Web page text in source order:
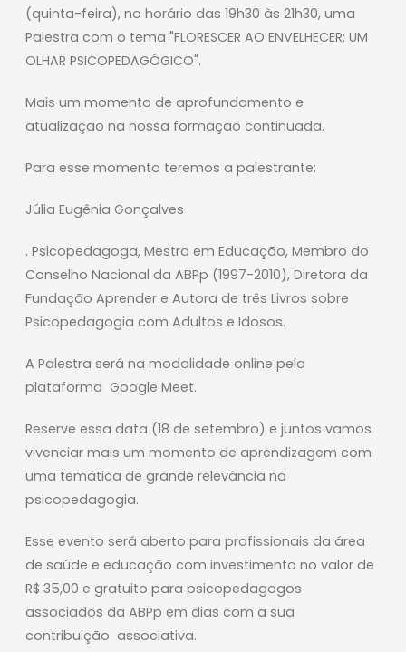
(quinta-feira), no horário das 19h30 às 21h30, uma
Palestra com o tema "FLORESCER AO ENVELHECER: UM
OLHAR PSICOPEDAGÓGICO".
Mais um momento de aprofundamento e
atualização na nossa formação continuada.
Para esse momento teremos a palestrante:
Júlia Eugênia Gonçalves
. Psicopedagoga, Mestra em Educação, Membro do
Conselho Nacional da ABPp (1997-2010), Diretora da
Fundação Aprender e Autora de três Livros sobre
Psicopedagogia com Adultos e Idosos.
A Palestra será na modalidade online pela
plataforma Google Meet.
Reserve essa data (18 de setembro) e juntos vamos
vivenciar mais um momento de aprendizagem com
uma temática de grande relevância na
psicopedagogia.
Esse evento será aberto para profissionais da área
de saúde e educação com investimento no valor de
R$ 35,00 e gratuito para psicopedagogos
associados da ABPp em dias com a sua
contribuição associativa.